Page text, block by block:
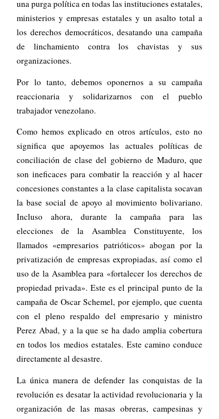
una purga política en todas las instituciones estatales,
ministerios y empresas estatales y un asalto total a
los derechos democráticos, desatando una campaña
de linchamiento contra los chavistas y sus
organizaciones.
Por lo tanto, debemos oponernos a su campaña
reaccionaria y solidarizarnos con el pueblo
trabajador venezolano.
Como hemos explicado en otros artículos, esto no
significa que apoyemos las actuales políticas de
conciliación de clase del gobierno de Maduro, que
son ineficaces para combatir la reacción y al hacer
concesiones constantes a la clase capitalista socavan
la base social de apoyo al movimiento bolivariano.
Incluso ahora, durante la campaña para las
elecciones de la Asamblea Constituyente, los
llamados «empresarios patrióticos» abogan por la
privatización de empresas expropiadas, así como el
uso de la Asamblea para «fortalecer los derechos de
propiedad privada». Este es el principal punto de la
campaña de Oscar Schemel, por ejemplo, que cuenta
con el pleno respaldo del empresario y ministro
Perez Abad, y a la que se ha dado amplia cobertura
en todos los medios estatales. Este camino conduce
directamente al desastre.
La única manera de defender las conquistas de la
revolución es desatar la actividad revolucionaria y la
organización de las masas obreras, campesinas y